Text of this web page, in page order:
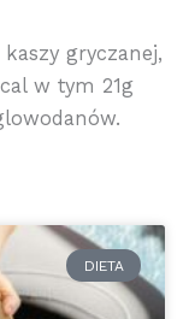
gryczanej,
w tym 21g
DIETA